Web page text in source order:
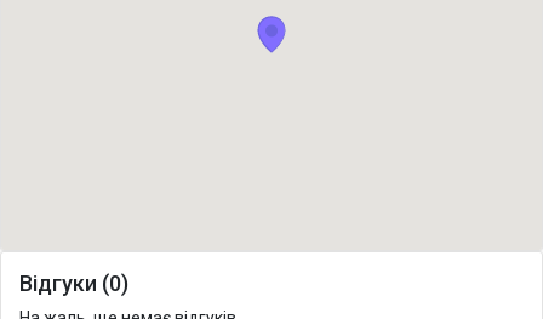
Відгуки (0)